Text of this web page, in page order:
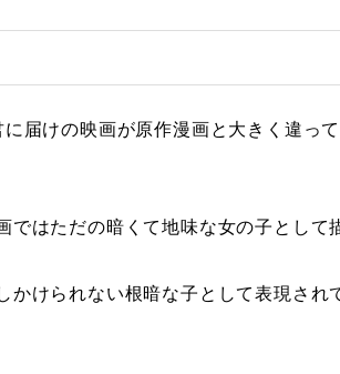
届けの映画が原作漫画と大きく違っ
ではただの暗くて地味な女の子として
かけられない根暗な子として表現され